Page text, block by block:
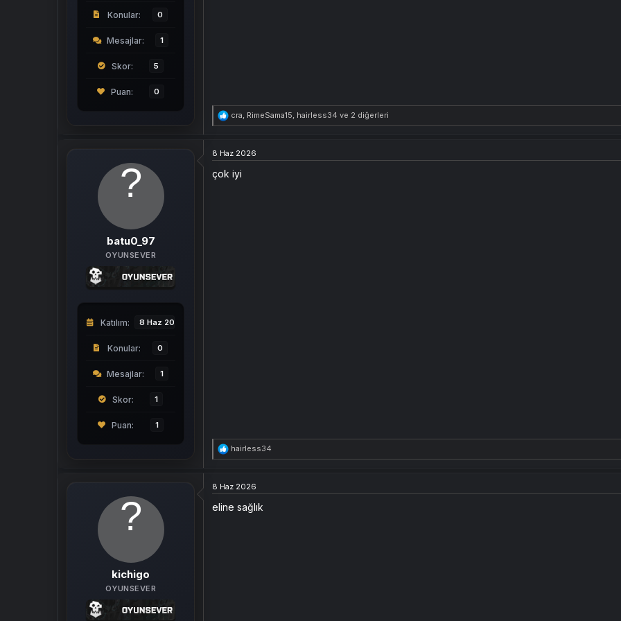
Konular 0
Mesajlar 1
Skor 5
0
T
e
i
l
e
cra, RimeSama15, hairless34 ve 2 diğerleri
batu0_97
OYUNSEVER
Katılım 8 Haz 2026
Konular 0
Mesajlar 1
Skor 1
1
8 Haz 2026
çok iyi
T
e
i
l
e
hairless34
kichigo
OYUNSEVER
8 Haz 2026
eline sağlık